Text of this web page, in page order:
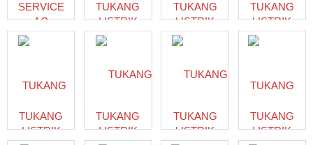
SERVICE
AC
JEMBER
TUKANG
LISTRIK
BANYUMAS
TUKANG
LISTRIK
PANGGILAN
INPEKSI
TUKANG
LISTRIK
DEPOK |
TUKANG
LISTRIK
TUKANG
LISTRIK
TUKANG
LISTRIK
TUKANG
LISTRIK